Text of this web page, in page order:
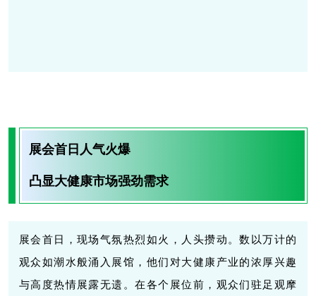
展会首日人气火爆
凸显大健康市场强劲需求
展会首日，现场气氛热烈如火，人头攒动。数以万计的
观众如潮水般涌入展馆，他们对大健康产业的浓厚兴趣
与高度热情展露无遗。在各个展位前，观众们驻足观摩